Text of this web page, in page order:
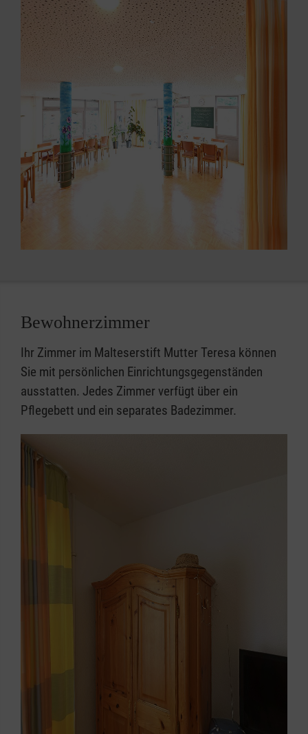
Bewohnerzimmer
Ihr Zimmer im Malteserstift Mutter Teresa können
Sie mit persönlichen Einrichtungsgegenständen
ausstatten. Jedes Zimmer verfügt über ein
Pflegebett und ein separates Badezimmer.